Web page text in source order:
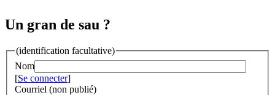
Un gran de sau ?
(identification facultative)
Nom
[Se connecter]
Courriel (non publié)